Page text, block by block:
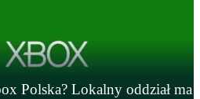
Polska? Lokalny oddział ma